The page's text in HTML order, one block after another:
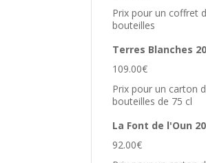
Prix pour un coffret
bouteilles
Terres Blanches
109.00€
Prix pour un carton
bouteilles de 75 cl
La Font de l'Oun
92.00€